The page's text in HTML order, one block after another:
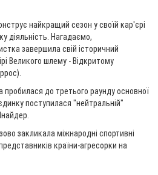
найкращий сезон у своїй кар'єрі
діяльність. Нагадаємо,
завершила свій історичний
Великого шлему - Відкритому
пробилася до третього раунду основної
поступилася "нейтральній"
закликала міжнародні спортивні
країни-агресорки на